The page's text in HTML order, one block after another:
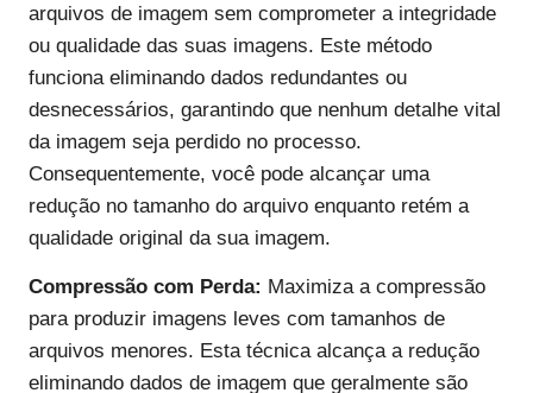
arquivos de imagem sem comprometer a integridade
ou qualidade das suas imagens. Este método
funciona eliminando dados redundantes ou
desnecessários, garantindo que nenhum detalhe vital
da imagem seja perdido no processo.
Consequentemente, você pode alcançar uma
redução no tamanho do arquivo enquanto retém a
qualidade original da sua imagem.
Compressão com Perda: Maximiza a compressão
para produzir imagens leves com tamanhos de
arquivos menores. Esta técnica alcança a redução
eliminando dados de imagem que geralmente são